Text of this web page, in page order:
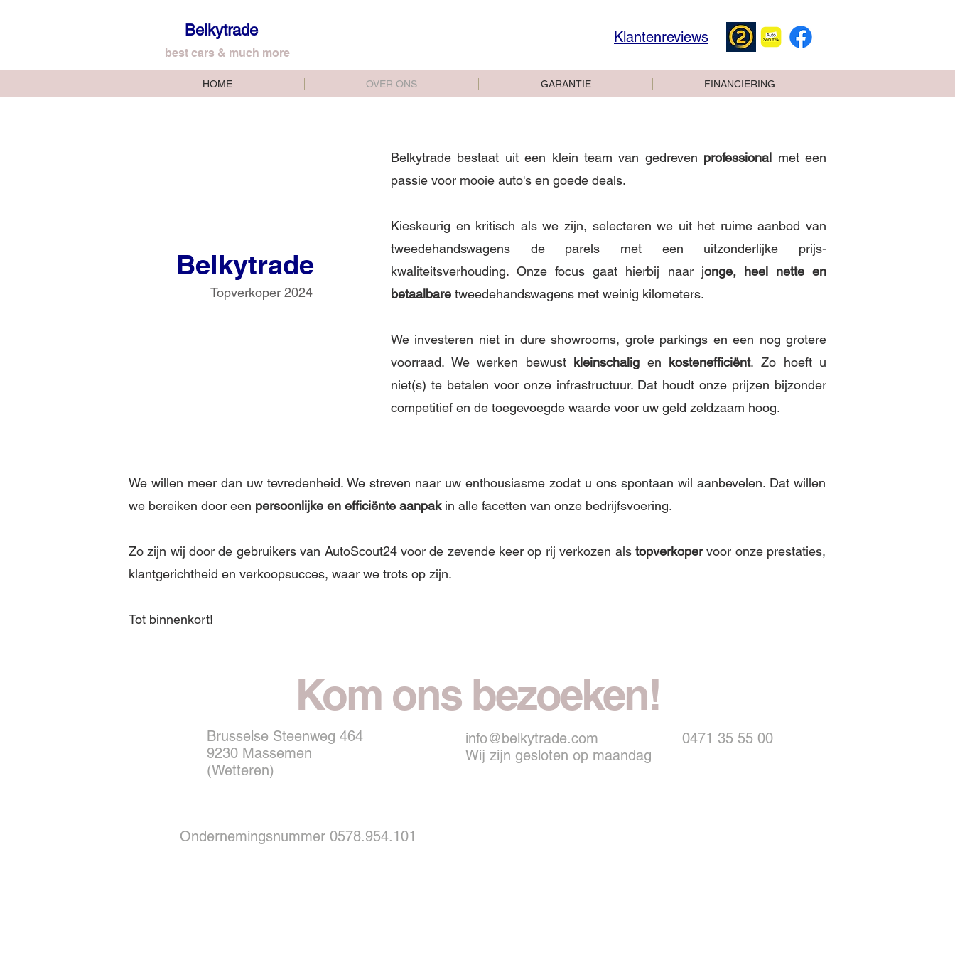
Belkytrade
best cars & much more
Klantenreviews
HOME OVER ONS GARANTIE FINANCIERING
Belkytrade
Topverkoper 2024
Belkytrade bestaat uit een klein team van gedreven professional met een
passie voor mooie auto's en goede deals.
Kieskeurig en kritisch als we zijn, selecteren we uit het ruime aanbod van
tweedehandswagens de parels met een uitzonderlijke prijs-
kwaliteitsverhouding. Onze focus gaat hierbij naar jonge, heel nette en
betaalbare tweedehandswagens met weinig kilometers.
We investeren niet in dure showrooms, grote parkings en een nog grotere
voorraad. We werken bewust kleinschalig en kostenefficiënt. Zo hoeft u
niet(s) te betalen voor onze infrastructuur. Dat houdt onze prijzen bijzonder
competitief en de toegevoegde waarde voor uw geld zeldzaam hoog.
We willen meer dan uw tevredenheid. We streven naar uw enthousiasme zodat u ons spontaan wil aanbevelen. Dat willen
we bereiken door een persoonlijke en efficiënte aanpakin alle facetten van onze bedrijfsvoering.
Zo zijn wij door de gebruikers van AutoScout24 voor de zevende keer op rij verkozen als topverkopervoor onze prestaties,
klantgerichtheid en verkoopsucces, waar we trots op zijn.
Tot binnenkort!​
Kom ons bezoeken!
Brusselse Steenweg 464
9230 Massemen
(Wetteren)
info@belkytrade.com
Wij zijn gesloten op maandag
0471 35 55 00
Ondernemingsnummer 0578.954.101